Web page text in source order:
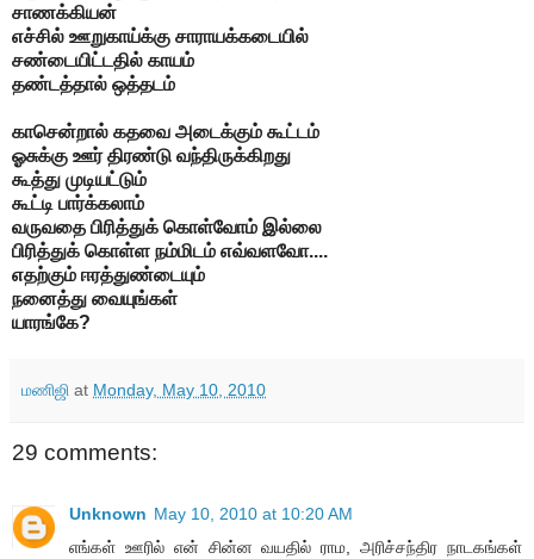
சாணக்கியன்
எச்சில் ஊறுகாய்க்கு சாராயக்கடையில்
சண்டையிட்டதில் காயம்
தண்டத்தால் ஒத்தடம்
காசென்றால் கதவை அடைக்கும் கூட்டம்
ஓசுக்கு ஊர் திரண்டு வந்திருக்கிறது
கூத்து முடியட்டும்
கூட்டி பார்க்கலாம்
வருவதை பிரித்துக் கொள்வோம் இல்லை
பிரித்துக் கொள்ள நம்மிடம் எவ்வளவோ....
எதற்கும் ஈரத்துண்டையும்
நனைத்து வையுங்கள்
யாரங்கே?
மணிஜி at Monday, May 10, 2010
29 comments:
Unknown May 10, 2010 at 10:20 AM
எங்கள் ஊரில் என் சின்ன வயதில் ராம, அரிச்சந்திர நாடகங்கள்